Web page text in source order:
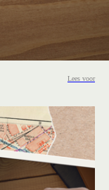
Lees voor